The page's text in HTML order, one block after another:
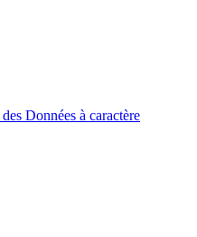
Données à caractère